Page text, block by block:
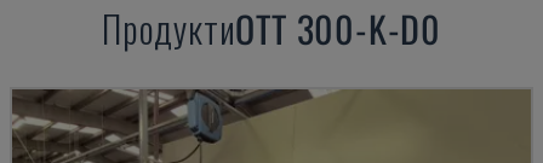
ПродуктиOTT 300-K-D0